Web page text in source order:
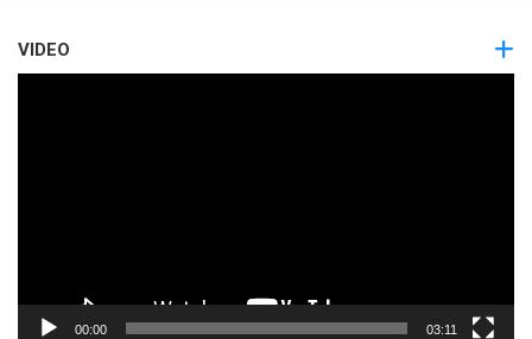
VIDEO
00:00 03:11